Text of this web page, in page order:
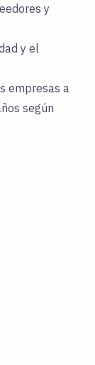
y
y el
empresas a
según